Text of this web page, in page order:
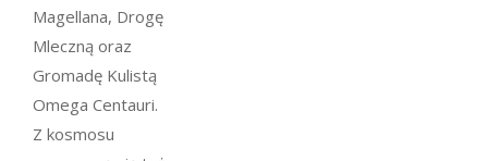
Magellana, Drogę
Mleczną oraz
Gromadę Kulistą
Omega Centauri.
Z kosmosu